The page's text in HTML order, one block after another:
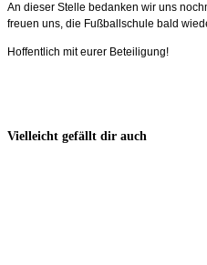
An dieser Stelle bedanken wir uns
freuen uns, die Fußballschule bald
Hoffentlich mit eurer Beteiligung!
Vielleicht gefällt dir auch